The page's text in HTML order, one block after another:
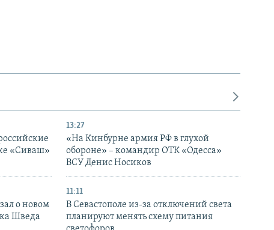
«Сиваш»
13:27
«На Кинбурне армия РФ в глухой
обороне» – командир ОТК «Одесса»
ВСУ Денис Носиков
о новом
Шведа
11:11
В Севастополе из-за отключений света
планируют менять схему питания